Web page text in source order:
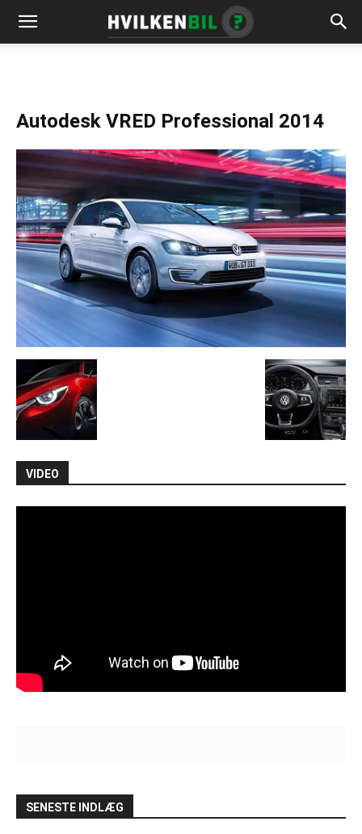
Autodesk VRED Professional 2014
VIDEO
SENESTE INDLÆG